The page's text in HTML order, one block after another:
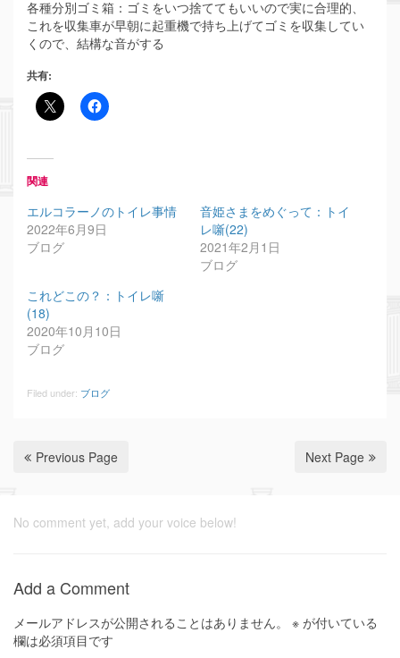
各種分別ゴミ箱：ゴミをいつ捨ててもいいので実に合理的、
これを収集車が早朝に起重機で持ち上げてゴミを収集してい
くので、結構な音がする
共有:
関連
エルコラーノのトイレ事情
2022年6月9日
ブログ
音姫さまをめぐって：トイ
レ噺(22)
2021年2月1日
ブログ
これどこの？：トイレ噺
(18)
2020年10月10日
ブログ
Filed under: ブログ
Previous Page Next Page
No comment yet, add your voice below!
Add a Comment
メールアドレスが公開されることはありません。 ※ が付いている
欄は必須項目です